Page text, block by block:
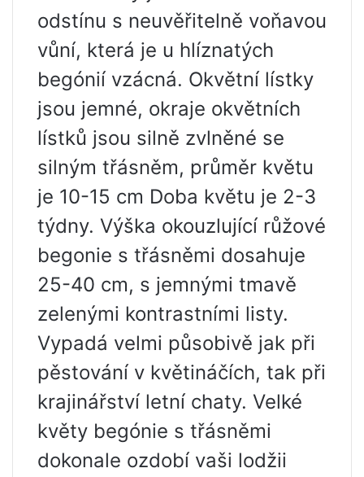
odstínu s neuvěřitelně voňavou
vůní, která je u hlíznatých
begónií vzácná. Okvětní lístky
jsou jemné, okraje okvětních
lístků jsou silně zvlněné se
silným třásněm, průměr květu
je 10-15 cm Doba květu je 2-3
týdny. Výška okouzlující růžové
begonie s třásněmi dosahuje
25-40 cm, s jemnými tmavě
zelenými kontrastními listy.
Vypadá velmi působivě jak při
pěstování v květináčích, tak při
krajinářství letní chaty. Velké
květy begónie s třásněmi
dokonale ozdobí vaši lodžii